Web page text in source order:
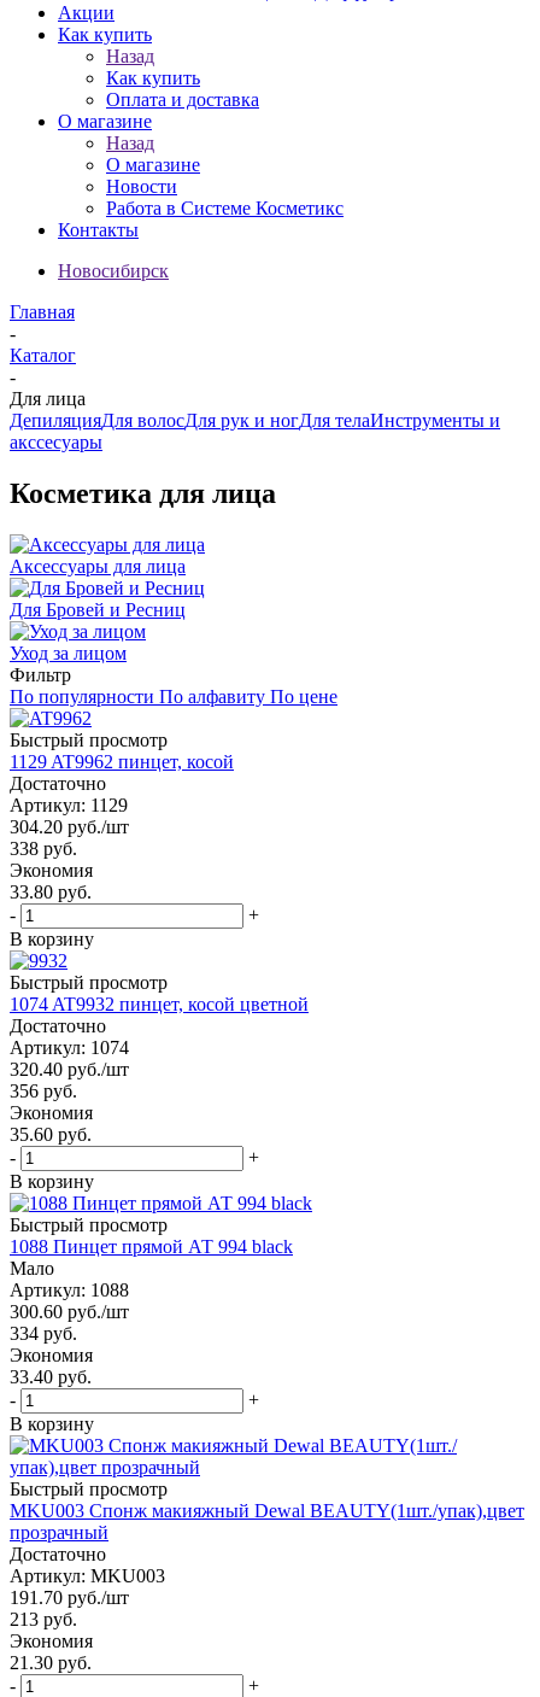
Акции
Как купить
Назад
Как купить
Оплата и доставка
О магазине
Назад
О магазине
Новости
Работа в Системе Косметикс
Контакты
Новосибирск
Главная
-
Каталог
-
Для лица
ДепиляцияДля волосДля рук и ногДля телаИнструменты и
акссесуары
Косметика для лица
Аксессуары для лица
Для Бровей и Ресниц
Уход за лицом
Фильтр
По популярности По алфавиту По цене
Быстрый просмотр
1129 AT9962 пинцет, косой
Достаточно
Артикул: 1129
304.20 руб./шт
338 руб.
Экономия
33.80 руб.
-
+
В корзину
Быстрый просмотр
1074 AT9932 пинцет, косой цветной
Достаточно
Артикул: 1074
320.40 руб./шт
356 руб.
Экономия
35.60 руб.
-
+
В корзину
Быстрый просмотр
1088 Пинцет прямой АТ 994 black
Мало
Артикул: 1088
300.60 руб./шт
334 руб.
Экономия
33.40 руб.
-
+
В корзину
Быстрый просмотр
MKU003 Спонж макияжный Dewal BEAUTY(1шт./упак),цвет
прозрачный
Достаточно
Артикул: MKU003
191.70 руб./шт
213 руб.
Экономия
21.30 руб.
-
+